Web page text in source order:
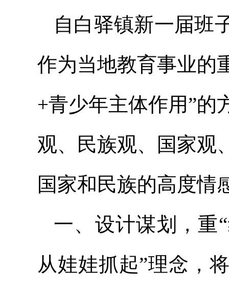
自白驿镇新一届班
作为当地教育事业的
+青少年主体作用”的
观、民族观、国家观
国家和民族的高度情
一、设计谋划，重
从娃娃抓起”理念，